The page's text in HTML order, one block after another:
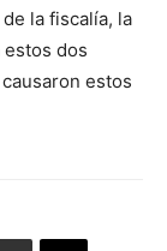
la fiscalía, la
dos
estos